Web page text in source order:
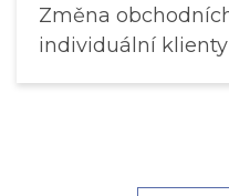
Změna
individuální klienty